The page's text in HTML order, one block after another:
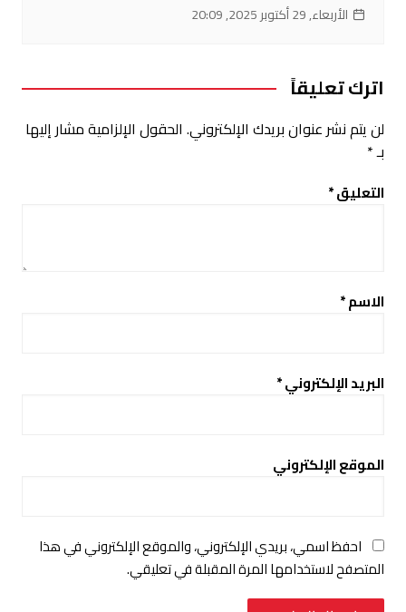
الأربعاء, 29 أكتوبر 2025, 20:09
اترك تعليقاً
لن يتم نشر عنوان بريدك الإلكتروني. الحقول الإلزامية مشار إليها
بـ*
التعليق*
الاسم*
البريد الإلكتروني*
الموقع الإلكتروني
احفظ اسمي، بريدي الإلكتروني، والموقع الإلكتروني في هذا
المتصفح لاستخدامها المرة المقبلة في تعليقي.